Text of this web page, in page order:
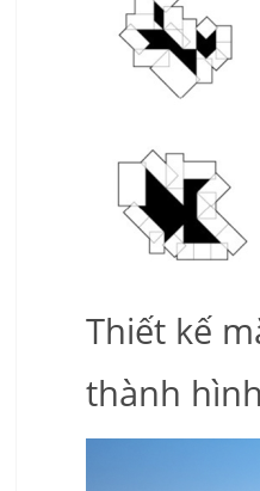
Thiết kế
thành